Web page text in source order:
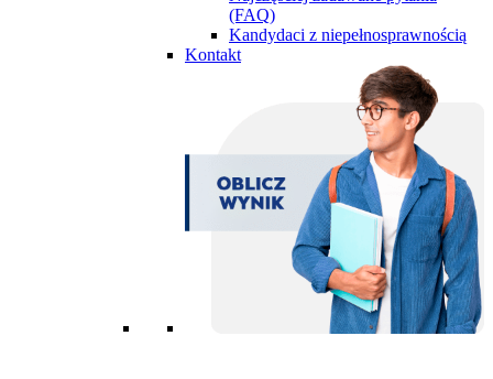
(FAQ)
Kandydaci z niepełnosprawnością
Kontakt